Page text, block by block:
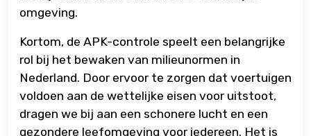
omgeving.
Kortom, de APK-controle speelt een belangrijke
rol bij het bewaken van milieunormen in
Nederland. Door ervoor te zorgen dat voertuigen
voldoen aan de wettelijke eisen voor uitstoot,
dragen we bij aan een schonere lucht en een
gezondere leefomgeving voor iedereen. Het is